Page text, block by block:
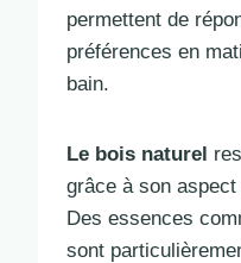
permettent de
préférences en
bain.
Le bois naturel
grâce à son
Des essences
sont